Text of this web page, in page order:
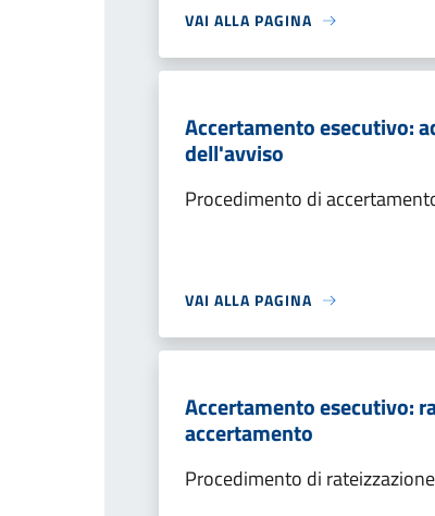
VAI ALLA PAGINA
Accertamento esecutivo:
dell'avviso
Procedimento di
VAI ALLA PAGINA
Accertamento esecutivo:
accertamento
Procedimento di